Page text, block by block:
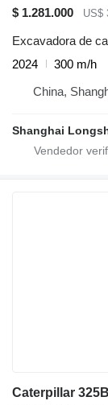
$ 1.281.000
US$
Excavadora de
2024
300 m/h
China,
Shanghai
Caterpillar